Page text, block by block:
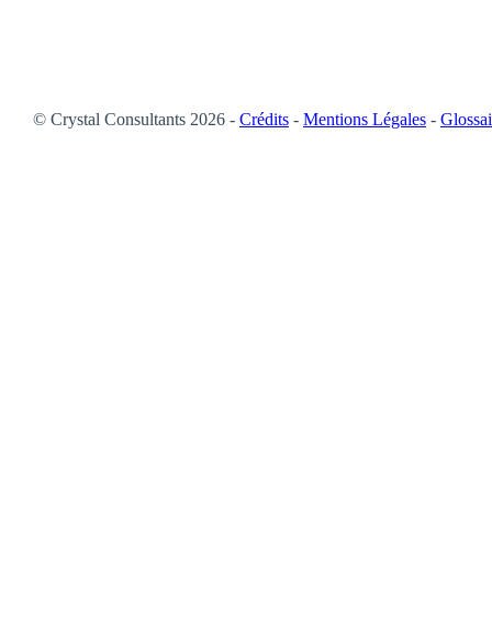
© Crystal Consultants 2026 - Crédits - Mentions Légales -